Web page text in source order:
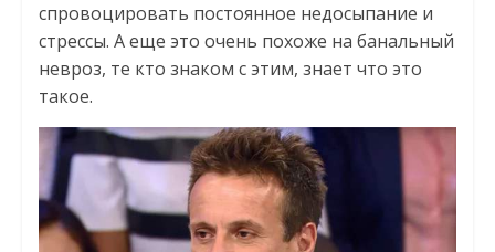
спровоцировать постоянное недосыпание и
стрессы. А еще это очень похоже на банальный
невроз, те кто знаком с этим, знает что это
такое.